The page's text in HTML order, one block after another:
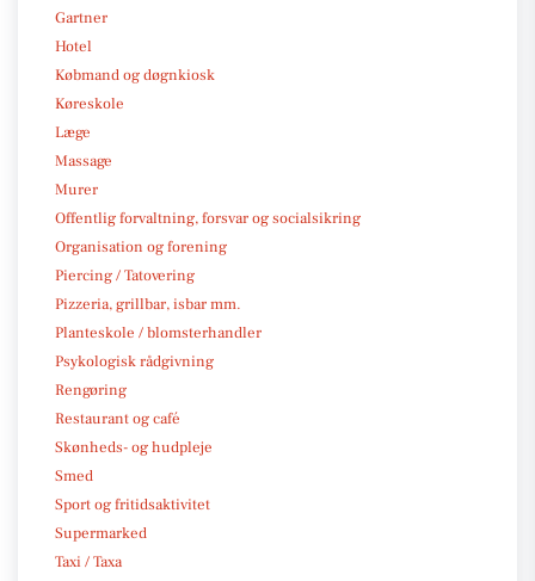
Gartner
Hotel
Købmand og døgnkiosk
Køreskole
Læge
Massage
Murer
Offentlig forvaltning, forsvar og socialsikring
Organisation og forening
Piercing / Tatovering
Pizzeria, grillbar, isbar mm.
Planteskole / blomsterhandler
Psykologisk rådgivning
Rengøring
Restaurant og café
Skønheds- og hudpleje
Smed
Sport og fritidsaktivitet
Supermarked
Taxi / Taxa